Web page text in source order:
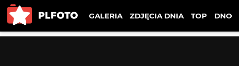
GALERIA ZDJĘCIA DNIA TOP DNO